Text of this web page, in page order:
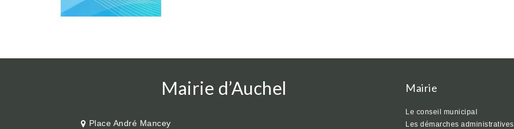
Mairie d’Auchel
Place André Mancey
Mairie
Le conseil municipal
Les démarches administratives